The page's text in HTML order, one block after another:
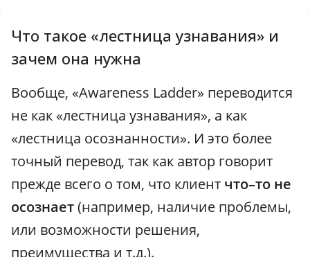
Что такое «лестница узнавания» и
зачем она нужна
Вообще, «Awareness Ladder» переводится
не как «лестница узнавания», а как
«лестница осознанности». И это более
точный перевод, так как автор говорит
прежде всего о том, что клиент что–то не
осознает(например, наличие проблемы,
или возможности решения,
преимущества и т.д.).